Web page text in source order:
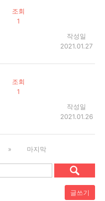
조회
1
작성일
2021.01.27
조회
1
작성일
2021.01.26
» 마지막
글쓰기